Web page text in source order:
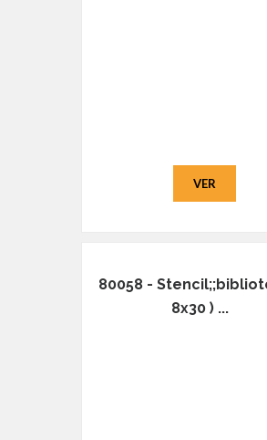
VER
80058 -
8x30 ) ...